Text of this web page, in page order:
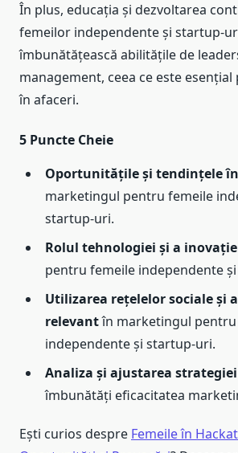
În plus, educația și dezvoltarea
femeilor independente și startup-
îmbunătățească abilitățile de
management, ceea ce este
în afaceri.
5 Puncte Cheie
Oportunitățile și tendințele
marketingul pentru femeile
startup-uri.
Rolul tehnologiei și a
pentru femeile independente
Utilizarea rețelelor sociale și
relevantîn marketingul
independente și startup-uri.
Analiza și ajustarea strategiei
îmbunătăți eficacitatea
Ești curios despre Femeile în